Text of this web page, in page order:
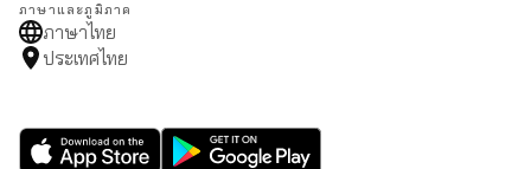
ภาษาและภูมิภาค
ภาษาไทย
ประเทศไทย